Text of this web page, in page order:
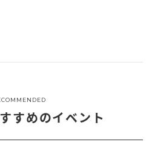
すめのイベント